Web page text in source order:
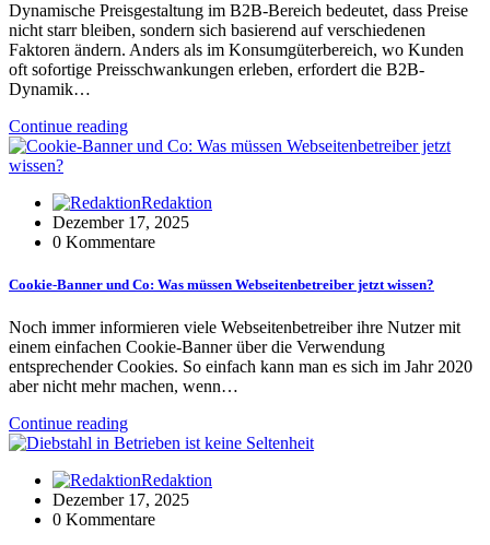
Dynamische Preisgestaltung im B2B-Bereich bedeutet, dass Preise
nicht starr bleiben, sondern sich basierend auf verschiedenen
Faktoren ändern. Anders als im Konsumgüterbereich, wo Kunden
oft sofortige Preisschwankungen erleben, erfordert die B2B-
Dynamik…
Continue reading
Redaktion
Dezember 17, 2025
0 Kommentare
Cookie-Banner und Co: Was müssen Webseitenbetreiber jetzt wissen?
Noch immer informieren viele Webseitenbetreiber ihre Nutzer mit
einem einfachen Cookie-Banner über die Verwendung
entsprechender Cookies. So einfach kann man es sich im Jahr 2020
aber nicht mehr machen, wenn…
Continue reading
Redaktion
Dezember 17, 2025
0 Kommentare